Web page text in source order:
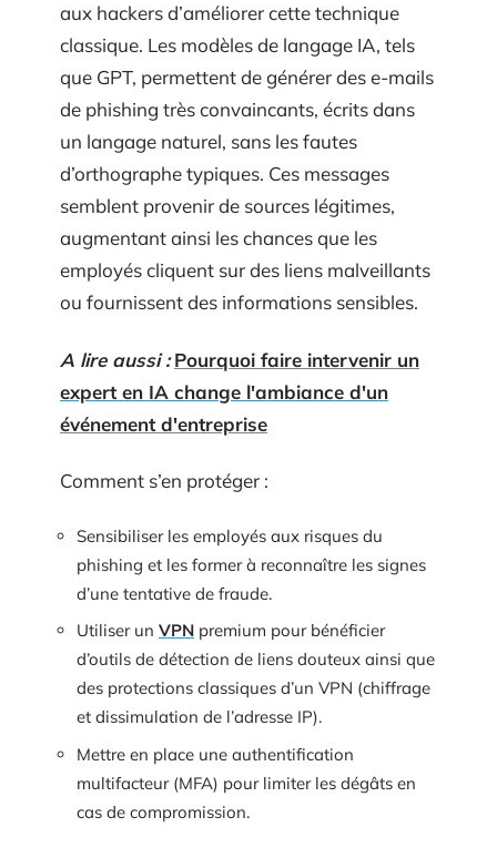
aux hackers d’améliorer cette technique
classique. Les modèles de langage IA, tels
que GPT, permettent de générer des e-mails
de phishing très convaincants, écrits dans
un langage naturel, sans les fautes
d’orthographe typiques. Ces messages
semblent provenir de sources légitimes,
augmentant ainsi les chances que les
employés cliquent sur des liens malveillants
ou fournissent des informations sensibles.
A lire aussi : Pourquoi faire intervenir un
expert en IA change l'ambiance d'un
événement d'entreprise
Comment s’en protéger :
Sensibiliser les employés aux risques du
phishing et les former à reconnaître les signes
d’une tentative de fraude.
Utiliser un VPN premium pour bénéficier
d’outils de détection de liens douteux ainsi que
des protections classiques d’un VPN (chiffrage
et dissimulation de l’adresse IP).
Mettre en place une authentification
multifacteur (MFA) pour limiter les dégâts en
cas de compromission.